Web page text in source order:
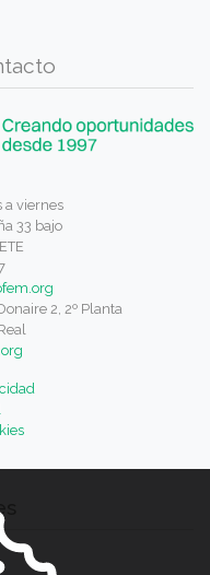
a viernes
33 bajo
2, 2º Planta